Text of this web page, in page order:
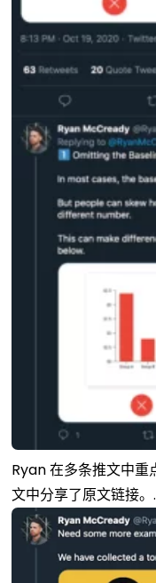
Ryan 在多条推文中重
文中分享了原文链接。.